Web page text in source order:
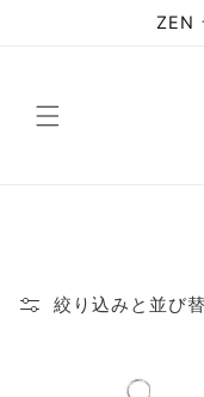
ZEN
絞り込みと並び替